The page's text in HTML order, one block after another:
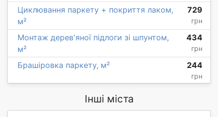
Циклювання паркету + покриття лаком,
м²
729
грн
Монтаж дерев'яної підлоги зі шпунтом,
м²
434
грн
Брашіровка паркету, м² 244
грн
Інші міста